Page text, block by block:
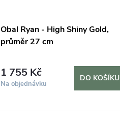
Obal Ryan - High Shiny Gold,
průměr 27 cm
1 755 Kč
Na objednávku
DO KOŠÍKU